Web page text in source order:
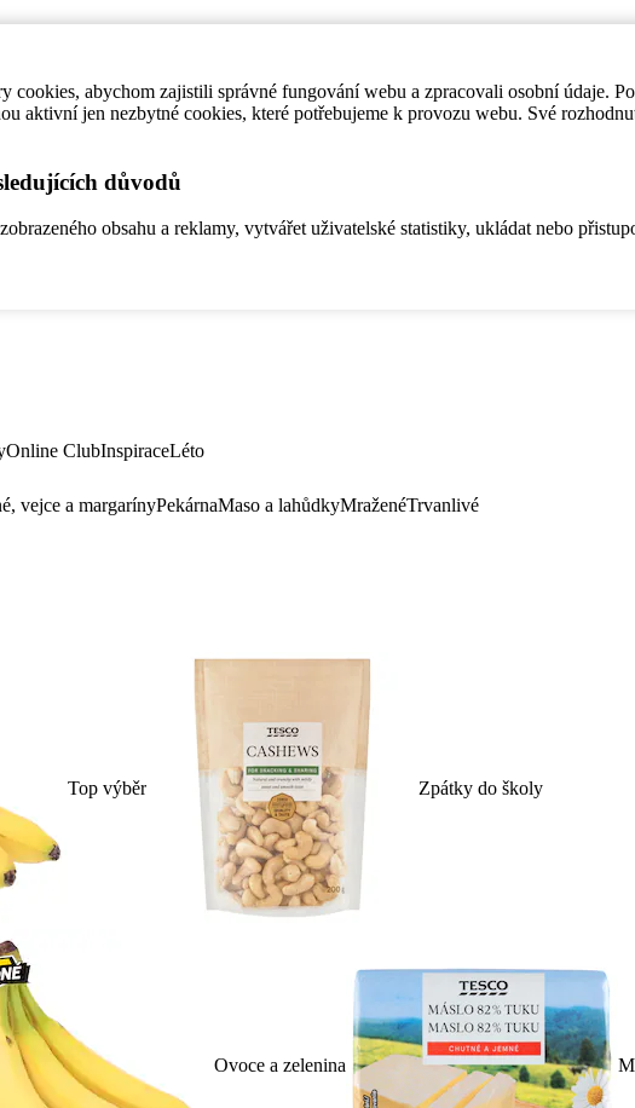
cookies, abychom zajistili správné fungování webu a zpracovali osobní údaje.
aktivní jen nezbytné cookies, které potřebujeme k provozu webu. Své
důvodů
obsahu a reklamy, vytvářet uživatelské statistiky, ukládat nebo
Online ClubInspiraceLéto
vejce a margarínyPekárnaMaso a lahůdkyMraženéTrvanlivé
Top výběr Zpátky do školy
Ovoce a zelenina